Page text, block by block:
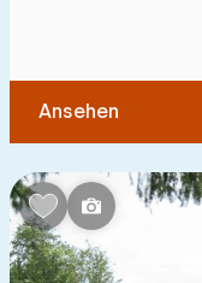
Ansehen